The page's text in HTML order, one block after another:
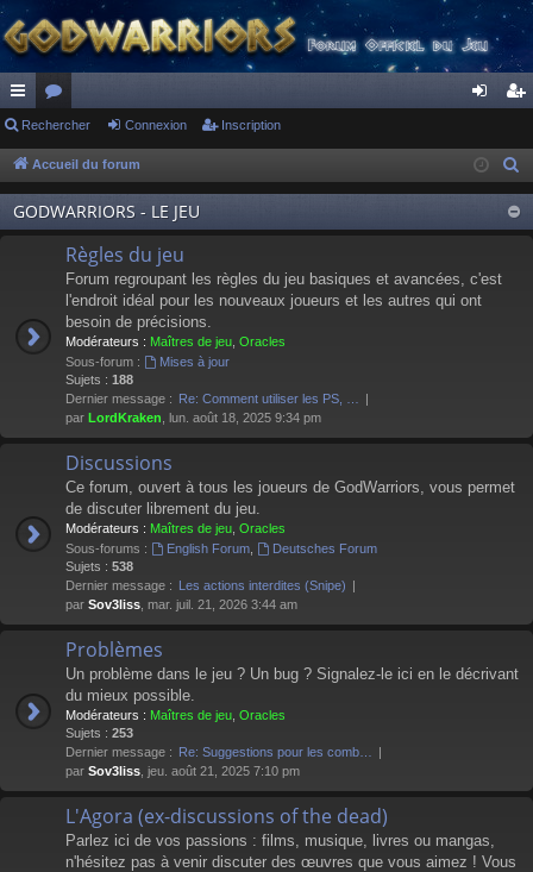
ac
co
ur
ci
or
u
m
s
ne
xi
on
cri
pti
on
Rechercher Connexion Inscription
Accueil du forum
GODWARRIORS - LE JEU
Règles du jeu
Forum regroupant les règles du jeu basiques et avancées, c'est
l'endroit idéal pour les nouveaux joueurs et les autres qui ont
besoin de précisions.
Modérateurs : Maîtres de jeu Oracles
Sous-forum :
Mises à jour
Sujets : 188
Dernier message : Re: Comment utiliser les PS, …
par LordKraken , lun. août 18, 2025 9:34 pm
Discussions
Ce forum, ouvert à tous les joueurs de GodWarriors, vous permet
de discuter librement du jeu.
Modérateurs : Maîtres de jeu Oracles
Sous-forums :
English Forum,
Deutsches Forum
Sujets : 538
Dernier message : Les actions interdites (Snipe)
par Sov3liss , mar. juil. 21, 2026 3:44 am
Problèmes
Un problème dans le jeu ? Un bug ? Signalez-le ici en le décrivant
du mieux possible.
Modérateurs : Maîtres de jeu Oracles
Sujets : 253
Dernier message : Re: Suggestions pour les comb…
par Sov3liss , jeu. août 21, 2025 7:10 pm
L'Agora (ex-discussions of the dead)
Parlez ici de vos passions : films, musique, livres ou mangas,
n'hésitez pas à venir discuter des œuvres que vous aimez ! Vous